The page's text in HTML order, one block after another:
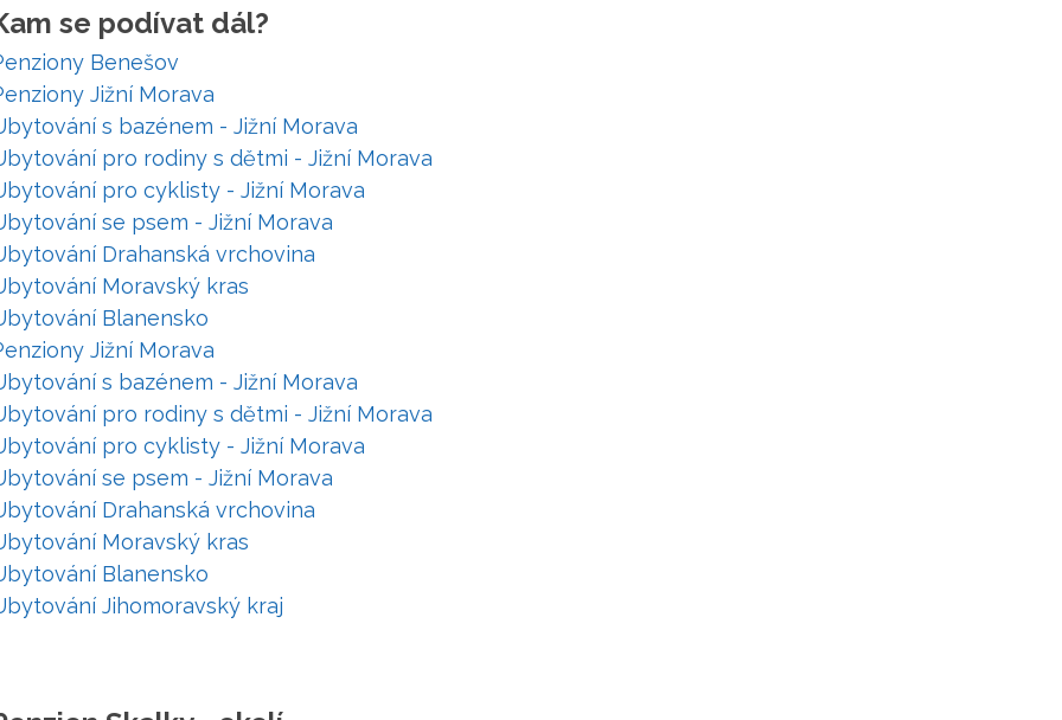
se podívat dál?
Benešov
Jižní Morava
s bazénem - Jižní Morava
pro rodiny s dětmi - Jižní Morava
pro cyklisty - Jižní Morava
se psem - Jižní Morava
Drahanská vrchovina
Moravský kras
Blanensko
Jižní Morava
s bazénem - Jižní Morava
pro rodiny s dětmi - Jižní Morava
pro cyklisty - Jižní Morava
se psem - Jižní Morava
Drahanská vrchovina
Moravský kras
Blanensko
Jihomoravský kraj